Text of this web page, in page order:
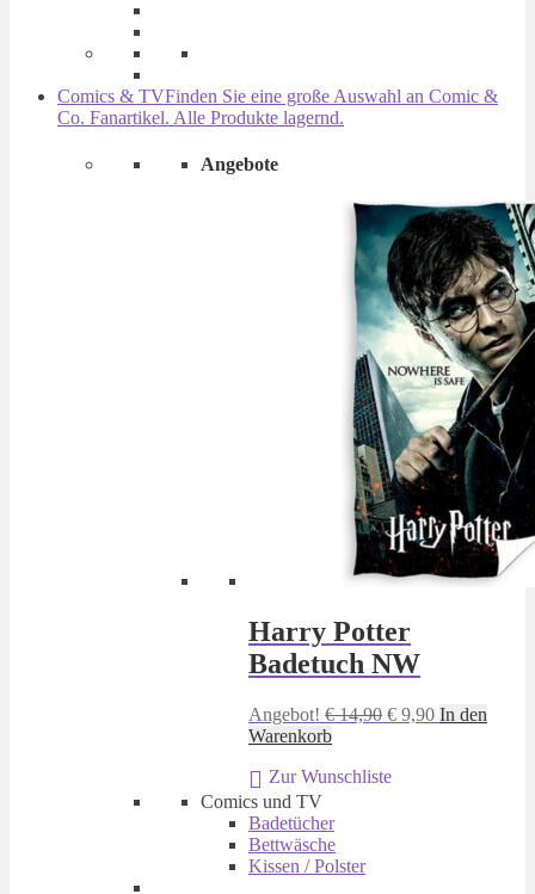
Comics & TVFinden Sie eine große Auswahl an Comic &
Co. Fanartikel. Alle Produkte lagernd.
Angebote
Harry Potter
Badetuch NW
Angebot! €14,90 Ursprünglicher
€ 14,90
€ 9,90Aktueller
In den
Warenkorb
Zur Wunschliste
Comics und TV
Badetücher
Bettwäsche
Kissen / Polster